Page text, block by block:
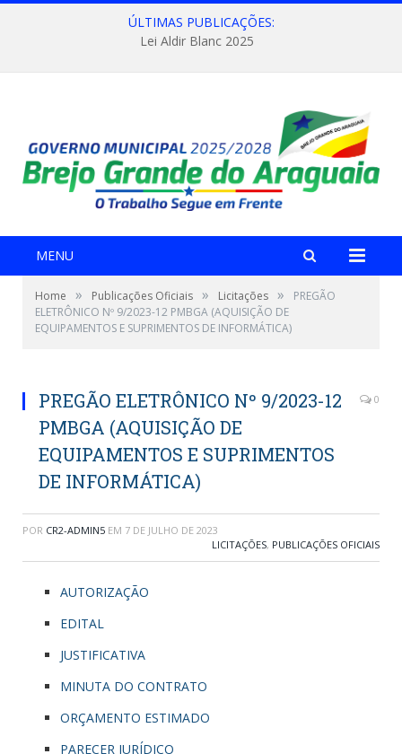
ÚLTIMAS PUBLICAÇÕES:
Lei Aldir Blanc 2025
MENU
Home » Publicações Oficiais » Licitações »
PREGÃO
ELETRÔNICO Nº 9/2023-12 PMBGA (AQUISIÇÃO DE
EQUIPAMENTOS E SUPRIMENTOS DE INFORMÁTICA)
PREGÃO ELETRÔNICO Nº 9/2023-12
PMBGA (AQUISIÇÃO DE
EQUIPAMENTOS E SUPRIMENTOS
DE INFORMÁTICA)
0
POR CR2-ADMIN5 EM 7 DE JULHO DE 2023
LICITAÇÕES, PUBLICAÇÕES OFICIAIS
AUTORIZAÇÃO
EDITAL
JUSTIFICATIVA
MINUTA DO CONTRATO
ORÇAMENTO ESTIMADO
PARECER JURÍDICO